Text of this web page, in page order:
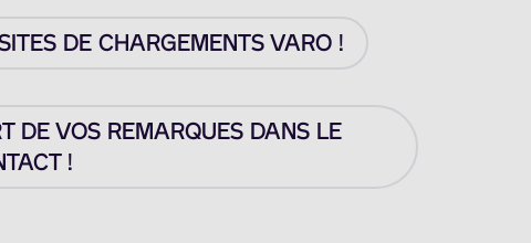
DE CHARGEMENTS VARO !
DE VOS REMARQUES DANS LE
!